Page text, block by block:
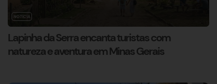
NOTÍCIA
Lapinha da Serra encanta turistas com
natureza e aventura em Minas Gerais